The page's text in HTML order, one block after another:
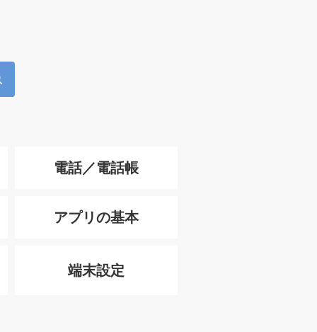
電話／電話帳
アプリの基本
端末設定